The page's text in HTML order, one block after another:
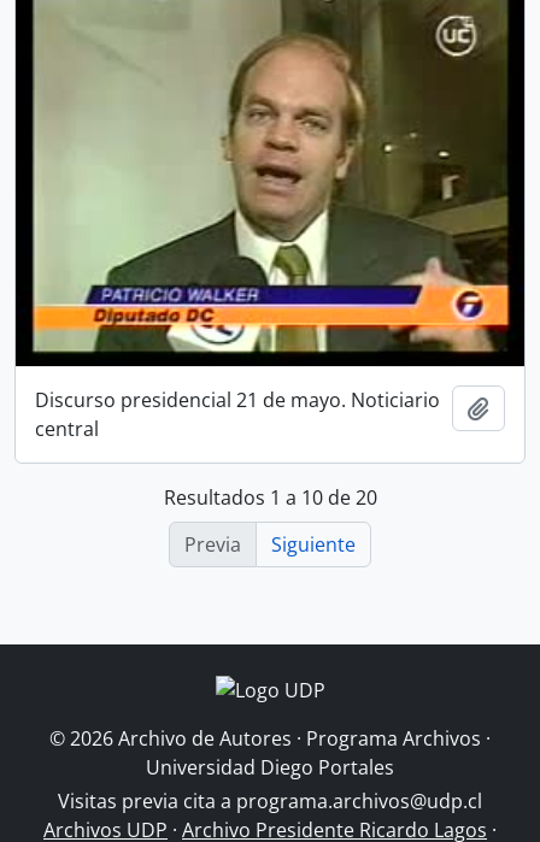
Discurso presidencial 21 de mayo. Noticiario
central
Resultados 1 a 10 de 20
Previa
Siguiente
© 2026 Archivo de Autores · Programa Archivos ·
Universidad Diego Portales
Visitas previa cita a programa.archivos@udp.cl
Archivos UDP · Archivo Presidente Ricardo Lagos ·